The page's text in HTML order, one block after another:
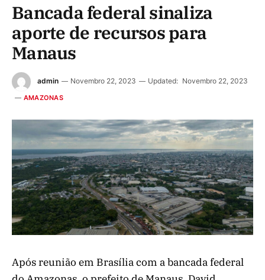
Bancada federal sinaliza
aporte de recursos para
Manaus
admin Novembro 22, 2023 Updated: Novembro 22, 2023
AMAZONAS
Após reunião em Brasília com a bancada federal